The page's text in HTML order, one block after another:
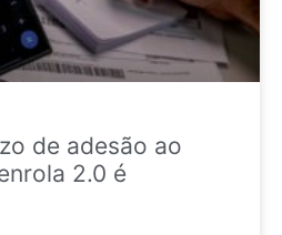
de adesão ao
2.0 é